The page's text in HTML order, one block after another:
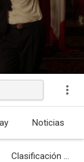
Estrenada
Noticias
Clasificación por edades